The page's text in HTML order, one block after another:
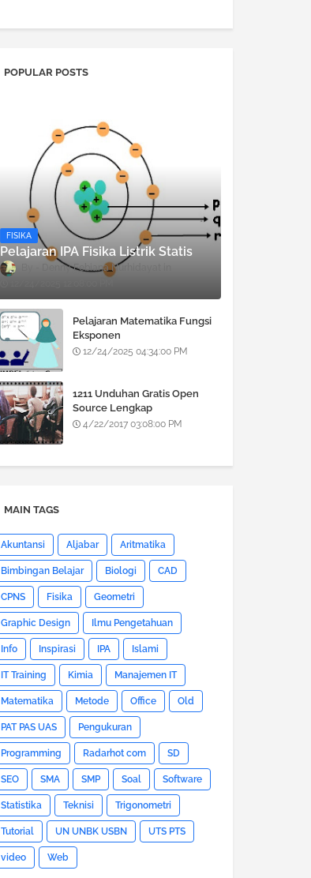
POPULAR POSTS
FISIKA
Pelajaran IPA Fisika Listrik Statis
Denny Febiana Nurhidayat
Pelajaran Matematika Fungsi
Eksponen
12/24/2025 04:34:00 PM
1211 Unduhan Gratis Open
Source Lengkap
4/22/2017 03:08:00 PM
MAIN TAGS
Akuntansi Aljabar Aritmatika
Bimbingan Belajar Biologi CAD
CPNS Fisika Geometri
Graphic Design Ilmu Pengetahuan
Info Inspirasi IPA Islami
IT Training Kimia Manajemen IT
Matematika Metode Office Old
PAT PAS UAS Pengukuran
Programming Radarhot com SD
SEO SMA SMP Soal Software
Statistika Teknisi Trigonometri
Tutorial UN UNBK USBN UTS PTS
video Web